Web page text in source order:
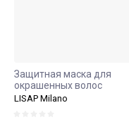
Защитная маска для
окрашенных волос
LISAP Milano